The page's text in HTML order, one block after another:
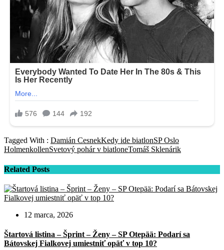
Tagged With : Damián CesnekKedy ide biatlonSP Oslo
HolmenkollenSvetový pohár v biatloneTomáš Sklenárik
Related Posts
12 marca, 2026
Štartová listina – Šprint – Ženy – SP Otepää: Podarí sa
Bátovskej Fialkovej umiestniť opäť v top 10?